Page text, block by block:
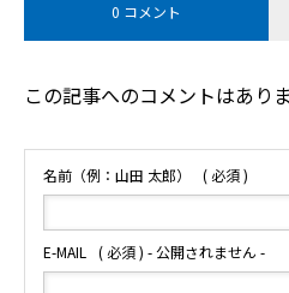
0 コメント
この記事へのコメントはあり
名前（例：山田 太郎） ( 必須 )
E-MAIL ( 必須 ) - 公開されません -